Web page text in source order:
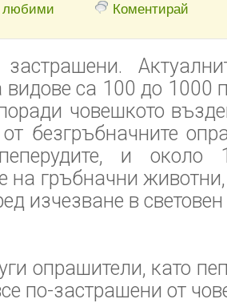
любими
Коментирай
видове са 100 до 1000
човешкото
безгръбначните
и около
на гръбначни
изчезване в
опрашители, като
по-застрашени от